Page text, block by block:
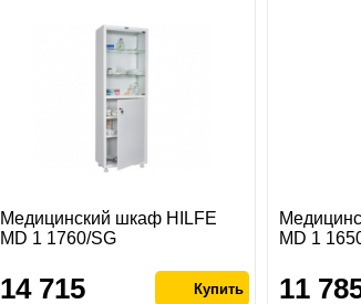
Медицинский шкаф HILFE
MD 1 1760/SG
14 715
MD 1
11